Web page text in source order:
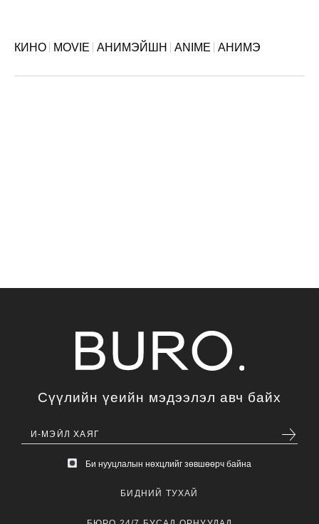
КИНО MOVIE АНИМЭЙШН ANIME АНИМЭ
Сүүлийн үеийн мэдээлэл авч байх
Би нууцлалын нөхцлийг зөвшөөрч байна
БИДНИЙ ТУХАЙ